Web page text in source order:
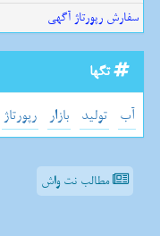
سفارش رپورتاژ آگهی
تگها
آب تولید بازار رپورتاژ
مطالب نت واش